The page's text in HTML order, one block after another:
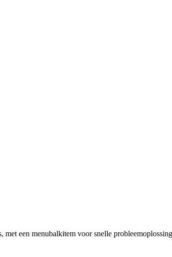
een menubalkitem voor snelle